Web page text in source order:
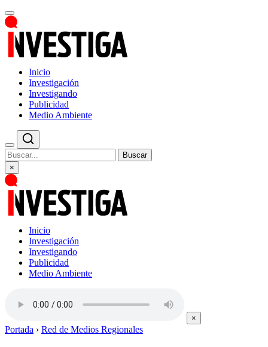
Inicio
Investigación
Investigando
Publicidad
Medio Ambiente
Buscar
×
Inicio
Investigación
Investigando
Publicidad
Medio Ambiente
×
Portada › Red de Medios Regionales